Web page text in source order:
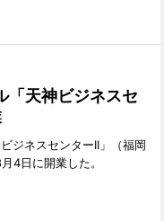
「天神ビジネスセ
ジネスセンターII」（福岡
4日に開業した。